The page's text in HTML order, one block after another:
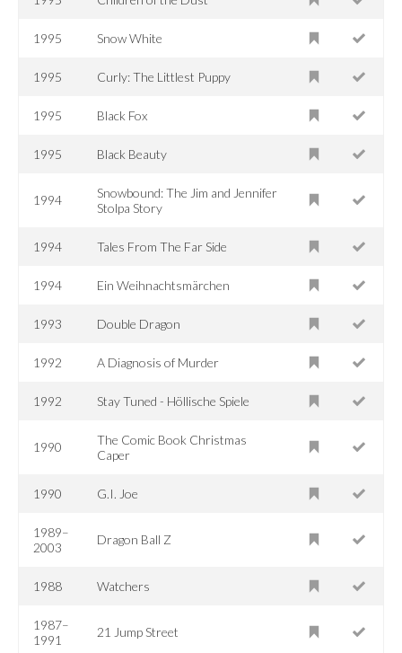
1995 Snow White
1995 Curly: The Littlest Puppy
1995 Black Fox
1995 Black Beauty
1994
Snowbound: The Jim and Jennifer
Stolpa Story
1994 Tales From The Far Side
1994 Ein Weihnachtsmärchen
1993 Double Dragon
1992 A Diagnosis of Murder
1992 Stay Tuned - Höllische Spiele
1990
The Comic Book Christmas
Caper
1990 G.I. Joe
1989–
2003
Dragon Ball Z
1988 Watchers
1987–
1991
21 Jump Street